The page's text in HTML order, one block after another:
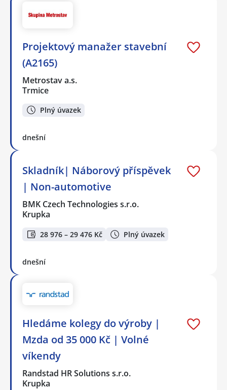
Projektový manažer stavební
(A2165)
Metrostav a.s.
Trmice
Plný úvazek
dnešní
Skladník| Náborový příspěvek
| Non-automotive
BMK Czech Technologies s.r.o.
Krupka
28 976 – 29 476 Kč Plný úvazek
dnešní
Hledáme kolegy do výroby |
Mzda od 35 000 Kč | Volné
víkendy
Randstad HR Solutions s.r.o.
Krupka